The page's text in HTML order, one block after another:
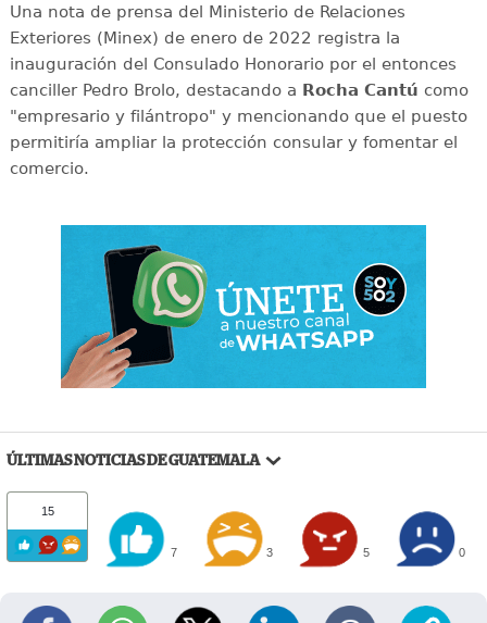
Una nota de prensa del Ministerio de Relaciones
Exteriores (Minex) de enero de 2022 registra la
inauguración del Consulado Honorario por el entonces
canciller Pedro Brolo, destacando a Rocha Cantú como
"empresario y filántropo" y mencionando que el puesto
permitiría ampliar la protección consular y fomentar el
comercio.
ÚLTIMAS NOTICIAS DE GUATEMALA
15
7 3 5 0